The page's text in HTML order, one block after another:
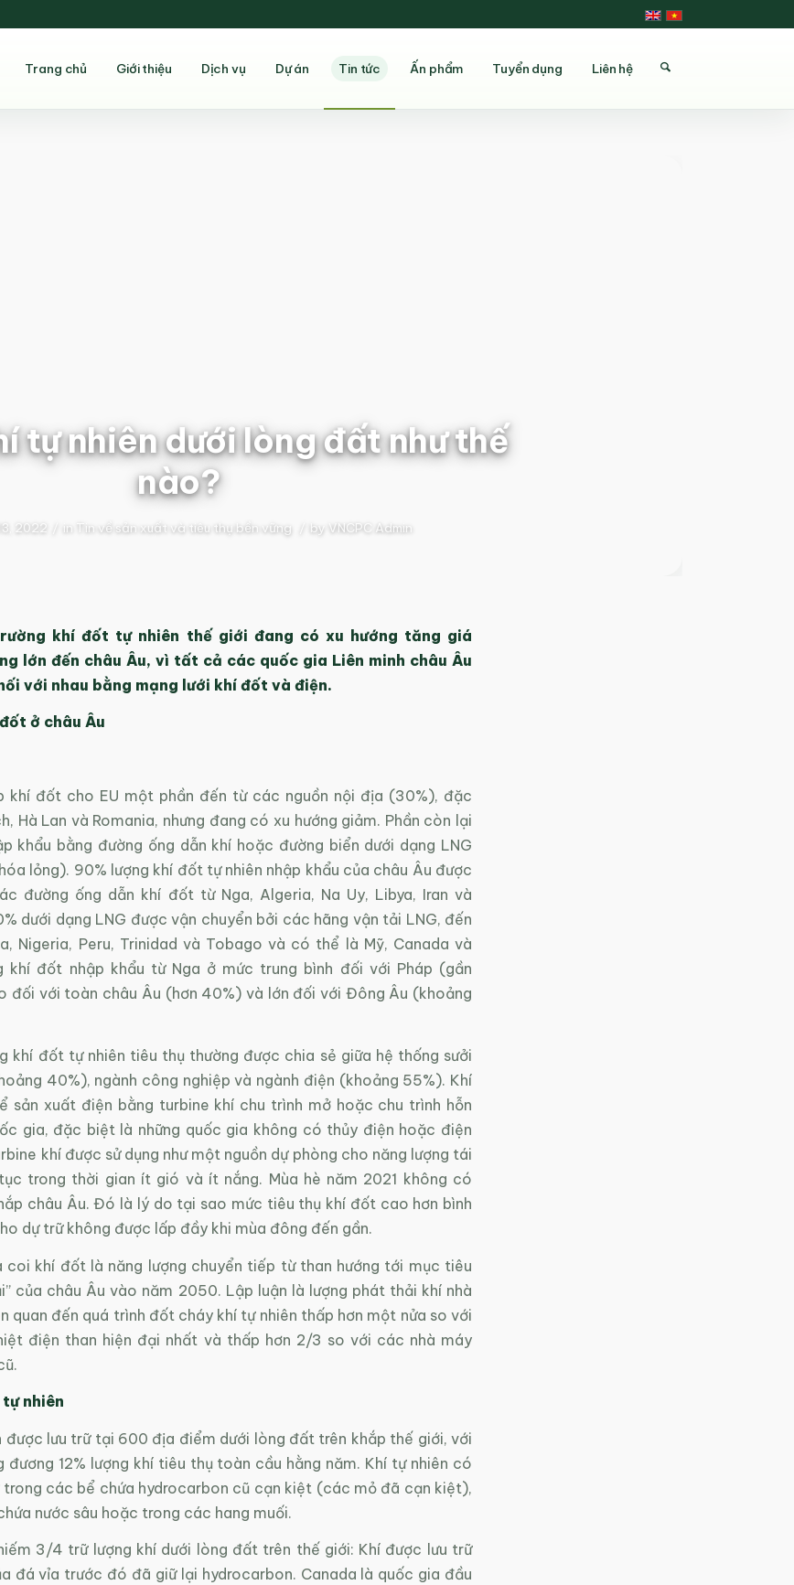
Trang chủ Giới thiệu Dịch vụ Dự án Tin tức Ấn phẩm Tuyển dụng Liên hệ
tự nhiên dưới lòng đất như thế
nào?
2022 in Tin về sản xuất và tiêu thụ bền vững by VNCPC Admin
khí đốt tự nhiên thế giới đang có xu hướng tăng giá
lớn đến châu Âu, vì tất cả các quốc gia Liên minh châu Âu
với nhau bằng mạng lưới khí đốt và điện.
ở châu Âu
khí đốt cho EU một phần đến từ các nguồn nội địa (30%), đặc
Hà Lan và Romania, nhưng đang có xu hướng giảm. Phần còn lại
khẩu bằng đường ống dẫn khí hoặc đường biển dưới dạng LNG
lỏng). 90% lượng khí đốt tự nhiên nhập khẩu của châu Âu được
đường ống dẫn khí đốt từ Nga, Algeria, Na Uy, Libya, Iran và
dưới dạng LNG được vận chuyển bởi các hãng vận tải LNG, đến
Nigeria, Peru, Trinidad và Tobago và có thể là Mỹ, Canada và
khí đốt nhập khẩu từ Nga ở mức trung bình đối với Pháp (gần
đối với toàn châu Âu (hơn 40%) và lớn đối với Đông Âu (khoảng
khí đốt tự nhiên tiêu thụ thường được chia sẻ giữa hệ thống sưởi
40%), ngành công nghiệp và ngành điện (khoảng 55%). Khí
sản xuất điện bằng turbine khí chu trình mở hoặc chu trình hỗn
gia, đặc biệt là những quốc gia không có thủy điện hoặc điện
khí được sử dụng như một nguồn dự phòng cho năng lượng tái
trong thời gian ít gió và ít nắng. Mùa hè năm 2021 không có
châu Âu. Đó là lý do tại sao mức tiêu thụ khí đốt cao hơn bình
dự trữ không được lấp đầy khi mùa đông đến gần.
coi khí đốt là năng lượng chuyển tiếp từ than hướng tới mục tiêu
của châu Âu vào năm 2050. Lập luận là lượng phát thải khí nhà
quan đến quá trình đốt cháy khí tự nhiên thấp hơn một nửa so với
điện than hiện đại nhất và thấp hơn 2/3 so với các nhà máy
nhiên
được lưu trữ tại 600 địa điểm dưới lòng đất trên khắp thế giới, với
đương 12% lượng khí tiêu thụ toàn cầu hằng năm. Khí tự nhiên có
các bể chứa hydrocarbon cũ cạn kiệt (các mỏ đã cạn kiệt),
nước sâu hoặc trong các hang muối.
3/4 trữ lượng khí dưới lòng đất trên thế giới: Khí được lưu trữ
đá vỉa trước đó đã giữ lại hydrocarbon. Canada là quốc gia đầu